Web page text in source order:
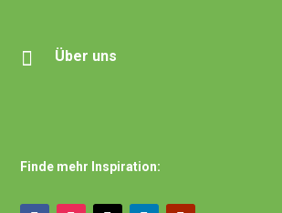
 Über uns
Finde mehr Inspiration: